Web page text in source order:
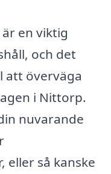
en viktig
och det
att överväga
i Nittorp.
nuvarande
eller så kanske